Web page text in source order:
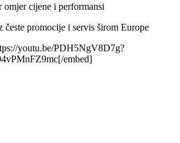
omjer cijene i performansi
česte promocije i servis širom Europe
youtu.be/PDH5NgV8D7g?
embed]